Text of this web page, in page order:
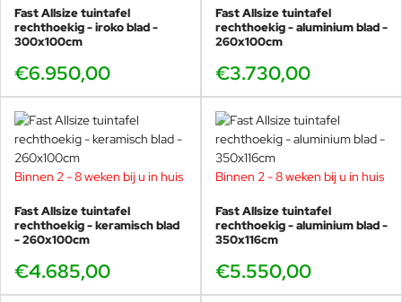
Fast Allsize tuintafel
rechthoekig - iroko blad -
300x100cm
€6.950,00
Fast Allsize tuintafel
rechthoekig - aluminium blad -
260x100cm
€3.730,00
Binnen 2 - 8 weken bij u in huis
Fast Allsize tuintafel
rechthoekig - keramisch blad
- 260x100cm
€4.685,00
Binnen 2 - 8 weken bij u in huis
Fast Allsize tuintafel
rechthoekig - aluminium blad -
350x116cm
€5.550,00